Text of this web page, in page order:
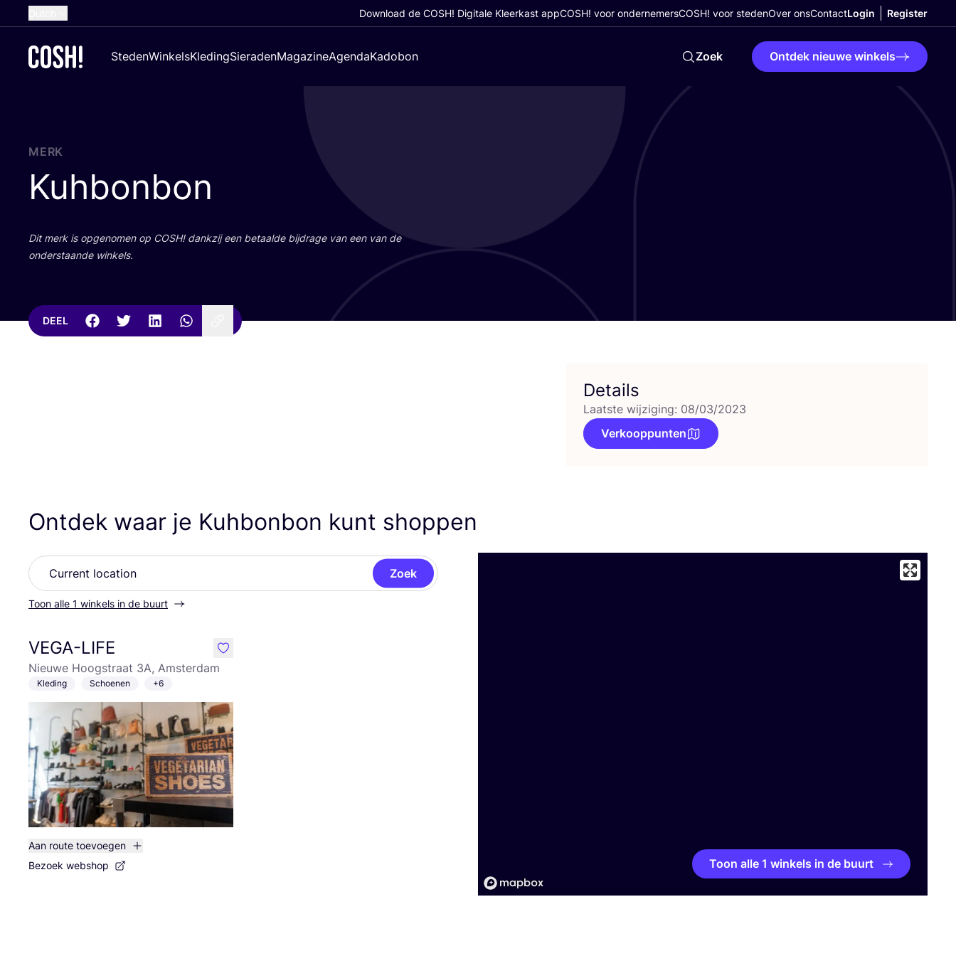
French
Croatian
Download de COSH! Digitale Kleerkast appCOSH! voor ondernemersCOSH! voor stedenOver onsContactLogin Register
StedenWinkelsKledingSieradenMagazineAgendaKadobon Zoek Ontdek nieuwe winkels
MERK
Kuhbonbon
Dit merk is opge­no­men op COSH! dank­zij een betaal­de bij­dra­ge van een van de
onder­staan­de winkels.
DEEL
Details
Laatste wijziging: 08/03/2023
Verkooppunten
Ontdek waar je Kuhbonbon kunt shoppen
Zoek
Toon alle 1 winkels in de buurt
VEGA-LIFE
Nieuwe Hoogstraat 3A, Amsterdam
Kleding Schoenen +6
Aan route toevoegen
Bezoek webshop
like
Toon alle 1 winkels in de buurt